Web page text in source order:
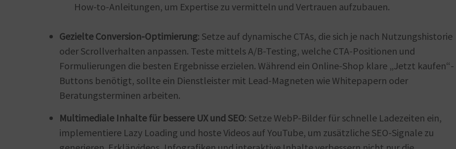
How-to-Anleitungen, um Expertise zu vermitteln und Vertrauen aufzubauen.
Gezielte Conversion-Optimierung: Setze auf dynamische CTAs, die sich je nach Nutzungshistorie
oder Scrollverhalten anpassen. Teste mittels A/B-Testing, welche CTA-Positionen und
Formulierungen die besten Ergebnisse erzielen. Während ein Online-Shop klare „Jetzt kaufen“-
Buttons benötigt, sollte ein Dienstleister mit Lead-Magneten wie Whitepapern oder
Beratungsterminen arbeiten.
Multimediale Inhalte für bessere UX und SEO: Setze WebP-Bilder für schnelle Ladezeiten ein,
implementiere Lazy Loading und hoste Videos auf YouTube, um zusätzliche SEO-Signale zu